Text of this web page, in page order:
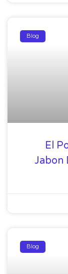
Blog
El
Jabon
Blog